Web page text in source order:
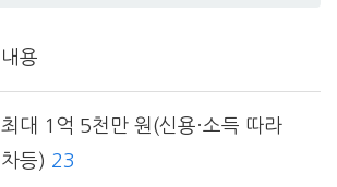
내용
최대 1억 5천만 원(신용·소득 따라
차등) 23